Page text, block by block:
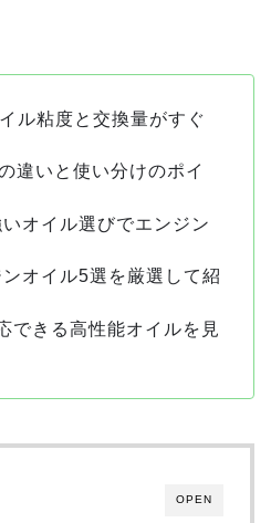
ル粘度と交換量がすぐ
違いと使い分けのポイ
オイル選びでエンジン
オイル5選を厳選して紹
できる高性能オイルを見
OPEN